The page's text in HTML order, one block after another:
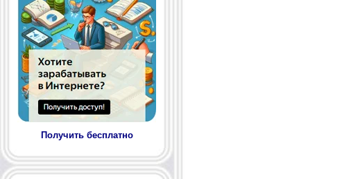
Получить бесплатно